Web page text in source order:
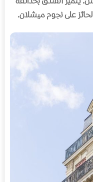
على نجوم ميشلان.